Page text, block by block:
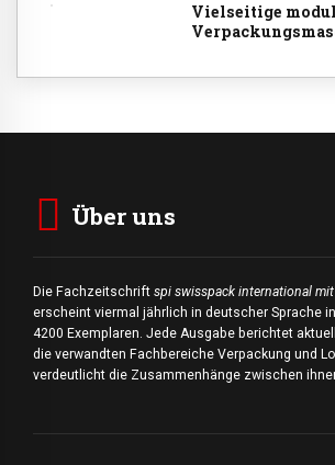
Vielseitige
Über uns
Die Fachzeitschrift spi swisspack international
erscheint viermal jährlich in deutscher Sprache
4200 Exemplaren. Jede Ausgabe berichtet
die verwandten Fachbereiche Verpackung und
verdeutlicht die Zusammenhänge zwischen